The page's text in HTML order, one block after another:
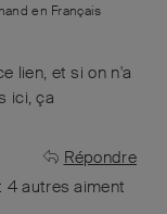
en Français
lien, et si on n'a
ici, ça
Répondre
4 autres aiment